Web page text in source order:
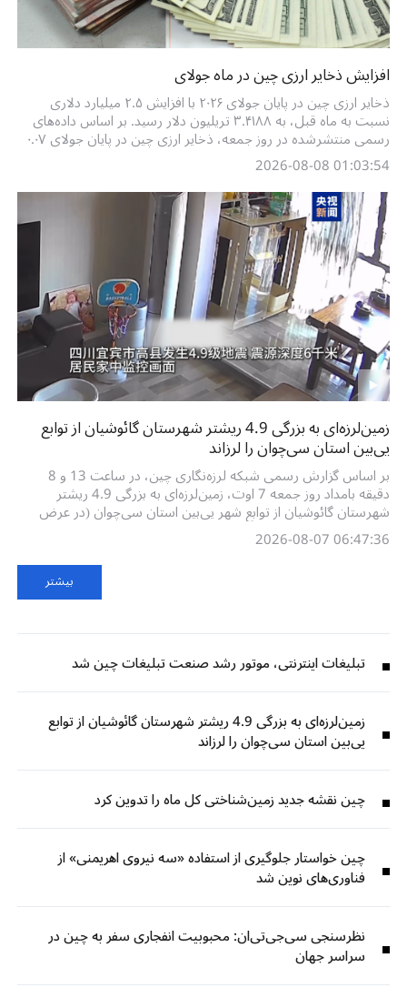
افزایش ذخایر ارزی چین در ماه جولای
ذخایر ارزی چین در پایان جولای ۲۰۲۶ با افزایش ۲.۵ میلیارد دلاری
نسبت به ماه قبل، به ۳.۴۱۸۸ تریلیون دلار رسید. بر اساس داده‌های
رسمی منتشرشده در روز جمعه، ذخایر ارزی چین در پایان جولای ۰.۰۷
درصد بیشتر از پایان ژوئن بوده است. سازمان ملی مدیریت ارز چین
اعلام کرد
01:03:54 2026-08-08
زمین‌لرزه‌ای به بزرگی 4.9 ریشتر شهرستان گائوشیان از توابع
یی‌بین استان سی‌چوان را لرزاند
بر اساس گزارش رسمی شبکه لرزه‌نگاری چین، در ساعت 13 و 8
دقیقه بامداد روز جمعه 7 اوت، زمین‌لرزه‌ای به بزرگی 4.9 ریشتر
شهرستان گائوشیان از توابع شهر یی‌بین استان سی‌چوان (در عرض
شرقی) را لرزاند که کانون آن
06:47:36 2026-08-07
بیشتر
تبلیغات اینترنتی، موتور رشد صنعت تبلیغات چین شد
زمین‌لرزه‌ای به بزرگی 4.9 ریشتر شهرستان گائوشیان از توابع
یی‌بین استان سی‌چوان را لرزاند
چین نقشه جدید زمین‌شناختی کل ماه را تدوین کرد
چین خواستار جلوگیری از استفاده «سه نیروی اهریمنی» از
فناوری‌های نوین شد
نظرسنجی سی‌جی‌تی‌ان: محبوبیت انفجاری سفر به چین در
سراسر جهان